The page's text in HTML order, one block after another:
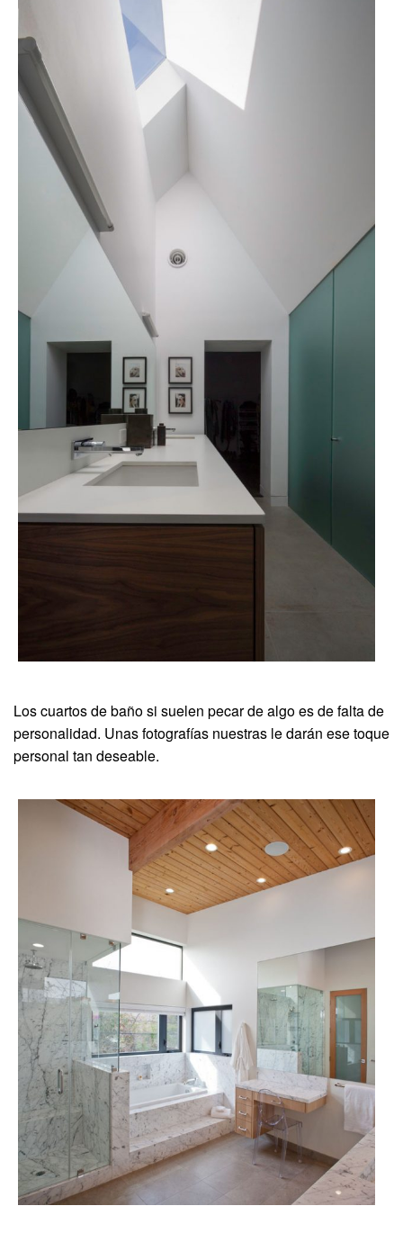
Los cuartos de baño si suelen pecar de algo es de falta de
personalidad. Unas fotografías nuestras le darán ese toque
personal tan deseable.